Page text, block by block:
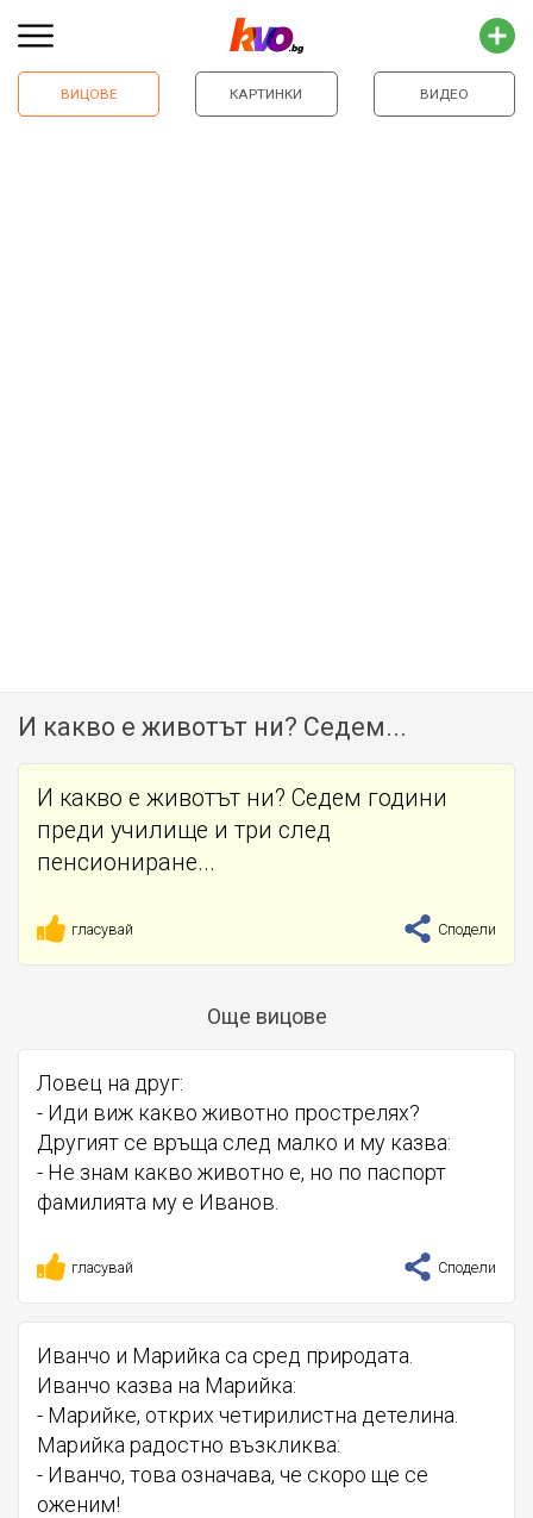
ВИЦОВЕ КАРТИНКИ ВИДЕО
И какво е животът ни? Седем...
И какво е животът ни? Седем години
преди училище и три след
пенсиониране...
гласувай Сподели
Още вицове
Ловец на друг:
- Иди виж какво животно прострелях?
Другият се връща след малко и му казва:
- Не знам какво животно е, но по паспорт
фамилията му е Иванов.
гласувай Сподели
Иванчо и Марийка са сред природата.
Иванчо казва на Марийка:
- Марийке, открих четирилистна детелина.
Марийка радостно възкликва:
- Иванчо, това означава, че скоро ще се
оженим!